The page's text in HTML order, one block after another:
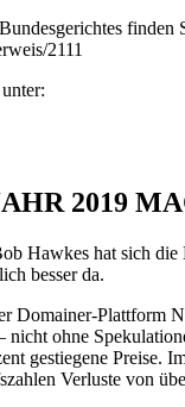
finden
2111
2019
Hawkes hat sich die
besser da.
Domainer-Plattform
nicht ohne
gestiegene Preise.
Verluste von